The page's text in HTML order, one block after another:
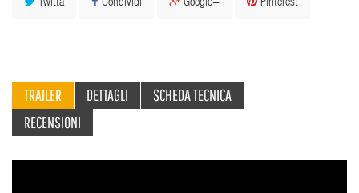
Twitta Condividi Google+ Pinterest
TRAILER DETTAGLI
SCHEDA TECNICA
RECENSIONI